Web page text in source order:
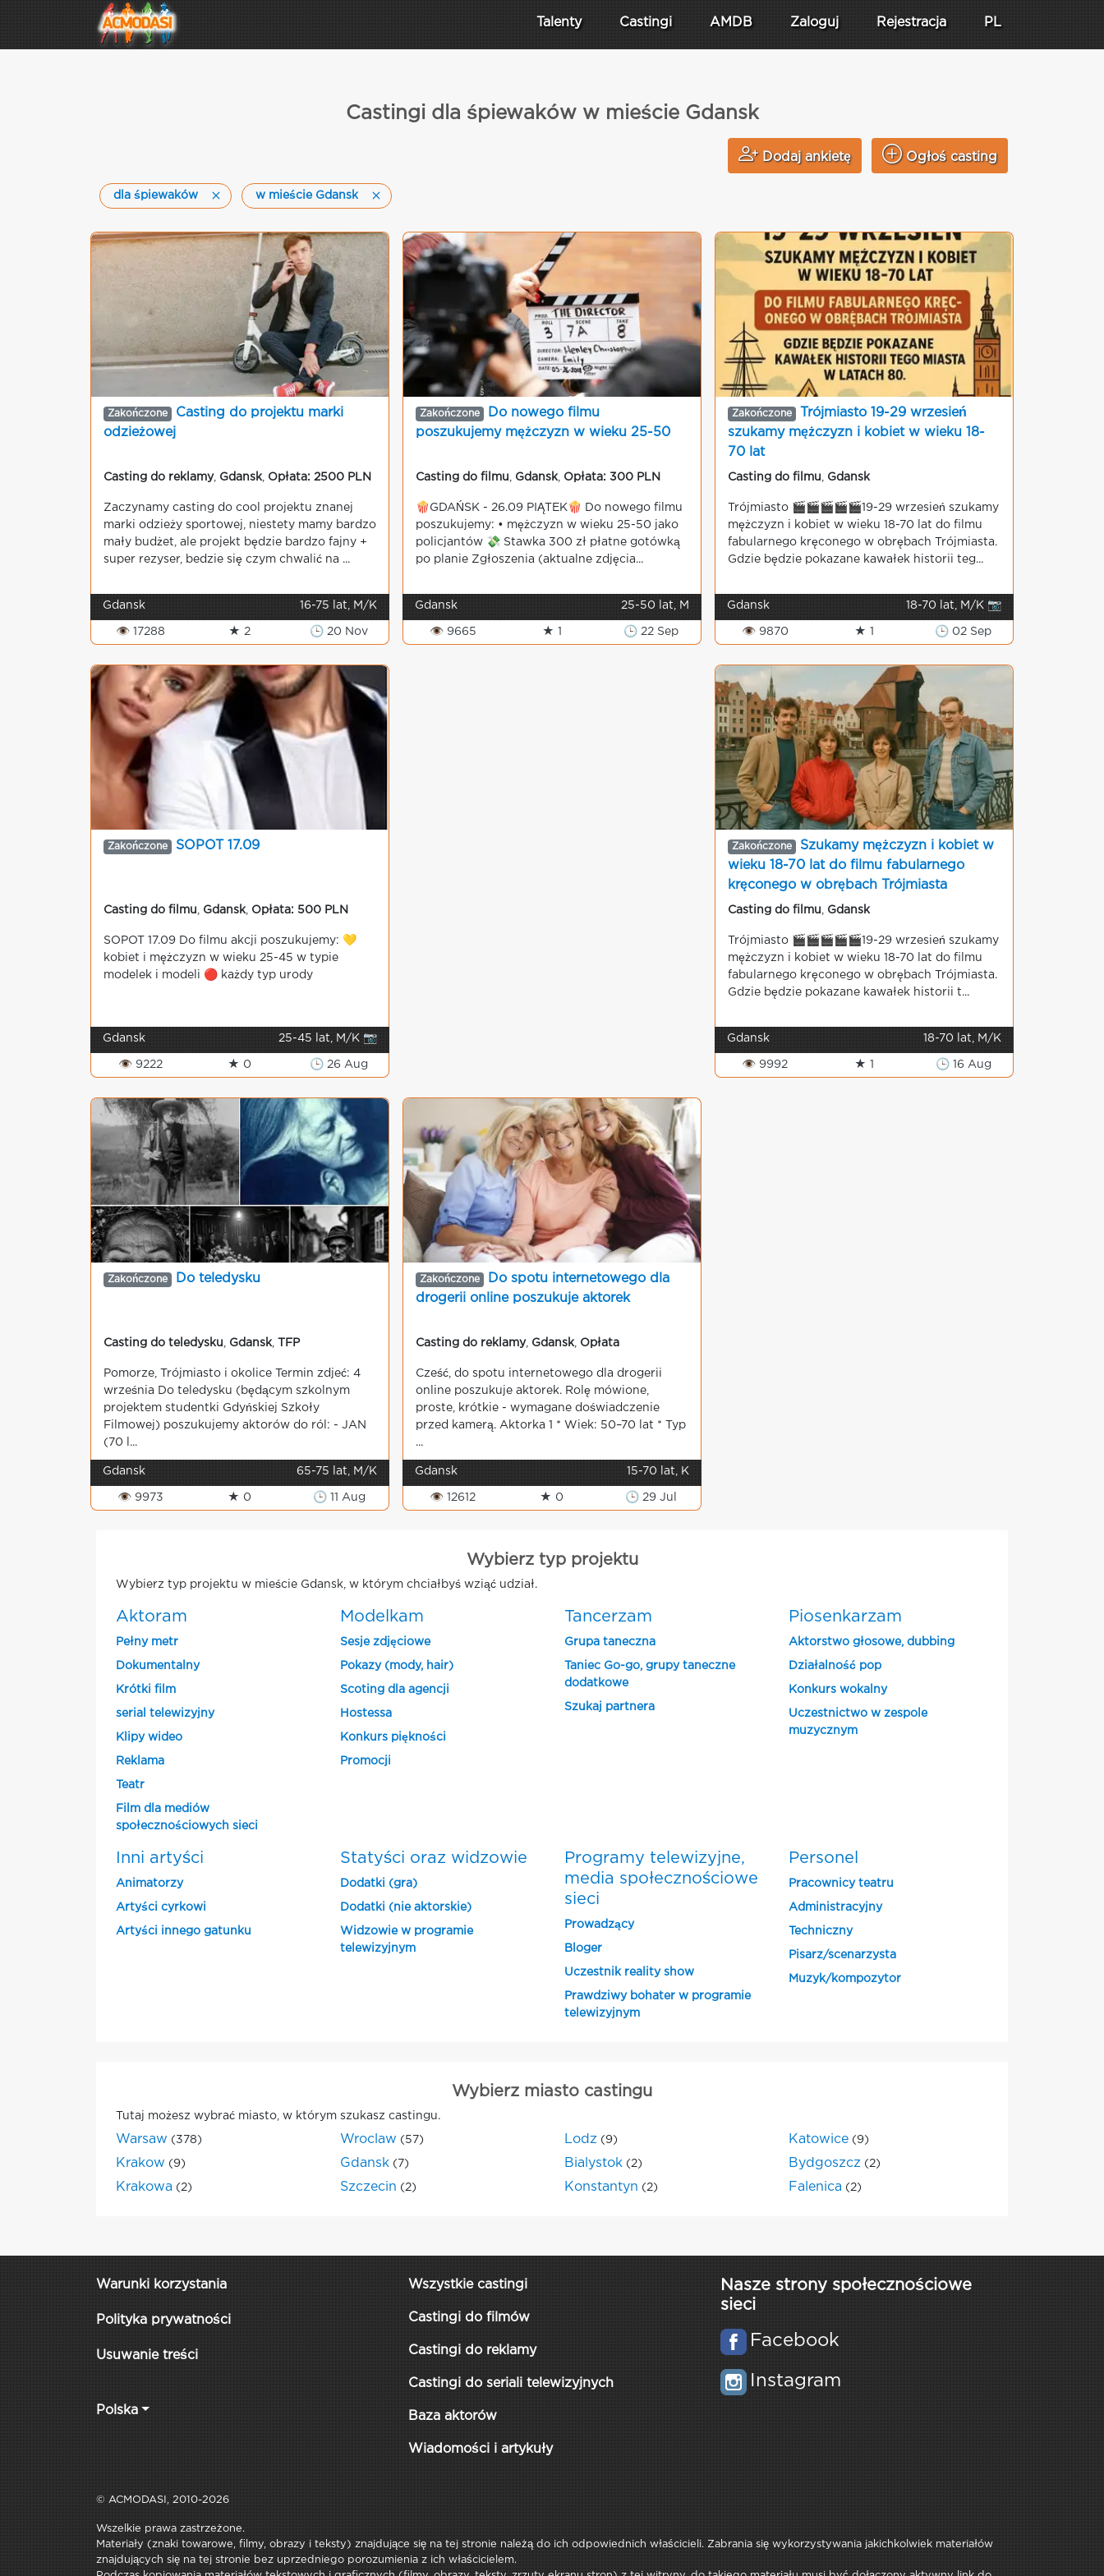
Talenty Castingi AMDB Zaloguj Rejestracja PL
Castingi dla śpiewaków w mieście Gdansk
Dodaj ankietę Ogłoś casting
dla śpiewaków w mieście Gdansk
Zakończone
Casting do projektu marki
odzieżowej
Casting do reklamy, Gdansk, Opłata: 2500 PLN
Zaczynamy casting do cool projektu znanej
marki odzieży sportowej, niestety mamy bardzo
mały budżet, ale projekt będzie bardzo fajny +
super rezyser, bedzie się czym chwalić na ...
Gdansk 16-75 lat, M/K
👁 17288 ★ 2 🕒 20 Nov
Zakończone
Do nowego filmu
poszukujemy mężczyzn w wieku 25-50
Casting do filmu Gdansk, Opłata: 300 PLN
🍿GDAŃSK - 26.09 PIĄTEK🍿 Do nowego filmu
poszukujemy: • mężczyzn w wieku 25-50 jako
policjantów 💸 Stawka 300 zł płatne gotówką
po planie Zgłoszenia (aktualne zdjęcia...
Gdansk 25-50 lat, M
👁 9665 ★ 1 🕒 22 Sep
Zakończone
Trójmiasto 19-29 wrzesień
szukamy mężczyzn i kobiet w wieku 18-
70 lat
Casting do filmu Gdansk
Trójmiasto 🎬🎬🎬🎬🎬19-29 wrzesień szukamy
mężczyzn i kobiet w wieku 18-70 lat do filmu
fabularnego kręconego w obrębach Trójmiasta.
Gdzie będzie pokazane kawałek historii teg...
Gdansk 18-70 lat, M/K 📷
👁 9870 ★ 1 🕒 02 Sep
Zakończone SOPOT 17.09
Casting do filmu Gdansk, Opłata: 500 PLN
SOPOT 17.09 Do filmu akcji poszukujemy: 💛
kobiet i mężczyzn w wieku 25-45 w typie
modelek i modeli 🔴 każdy typ urody
Gdansk 25-45 lat, M/K 📷
👁 9222 ★ 0 🕒 26 Aug
Zakończone
Szukamy mężczyzn i kobiet w
wieku 18-70 lat do filmu fabularnego
kręconego w obrębach Trójmiasta
Casting do filmu Gdansk
Trójmiasto 🎬🎬🎬🎬🎬19-29 wrzesień szukamy
mężczyzn i kobiet w wieku 18-70 lat do filmu
fabularnego kręconego w obrębach Trójmiasta.
Gdzie będzie pokazane kawałek historii t...
Gdansk 18-70 lat, M/K
👁 9992 ★ 1 🕒 16 Aug
Zakończone Do teledysku
Casting do teledysku Gdansk, TFP
Pomorze, Trójmiasto i okolice Termin zdjeć: 4
września Do teledysku (będącym szkolnym
projektem studentki Gdyńskiej Szkoły
Filmowej) poszukujemy aktorów do ról: - JAN
(70 l...
Gdansk 65-75 lat, M/K
👁 9973 ★ 0 🕒 11 Aug
Zakończone
Do spotu internetowego dla
drogerii online poszukuje aktorek
Casting do reklamy, Gdansk, Opłata
Cześć, do spotu internetowego dla drogerii
online poszukuje aktorek. Rolę mówione,
proste, krótkie - wymagane doświadczenie
przed kamerą. Aktorka 1 * Wiek: 50–70 lat * Typ
...
Gdansk 15-70 lat, K
👁 12612 ★ 0 🕒 29 Jul
Wybierz typ projektu
Wybierz typ projektu w mieście Gdansk, w którym chciałbyś wziąć udział.
Aktoram
Pełny metr
Dokumentalny
Krótki film
serial telewizyjny
Klipy wideo
Reklama
Teatr
Film dla mediów
społecznościowych sieci
Modelkam
Sesje zdjęciowe
Pokazy (mody, hair)
Scoting dla agencji
Hostessa
Konkurs piękności
Promocji
Tancerzam
Grupa taneczna
Taniec Go-go, grupy taneczne
dodatkowe
Szukaj partnera
Piosenkarzam
Aktorstwo głosowe, dubbing
Działalność pop
Konkurs wokalny
Uczestnictwo w zespole
muzycznym
Inni artyści
Animatorzy
Artyści cyrkowi
Artyści innego gatunku
Statyści oraz widzowie
Dodatki (gra)
Dodatki (nie aktorskie)
Widzowie w programie
telewizyjnym
Programy telewizyjne,
media społecznościowe
sieci
Prowadzący
Bloger
Uczestnik reality show
Prawdziwy bohater w programie
telewizyjnym
Personel
Pracownicy teatru
Administracyjny
Techniczny
Pisarz/scenarzysta
Muzyk/kompozytor
Wybierz miasto castingu
Tutaj możesz wybrać miasto, w którym szukasz castingu.
Warsaw (378) Wroclaw (57) Lodz (9) Katowice (9)
Krakow (9) Gdansk (7) Bialystok (2) Bydgoszcz (2)
Krakowa (2) Szczecin (2) Konstantyn (2) Falenica (2)
Warunki korzystania
Polityka prywatności
Usuwanie treści
Polska
Wszystkie castingi
Castingi do filmów
Castingi do reklamy
Castingi do seriali telewizyjnych
Baza aktorów
Wiadomości i artykuły
Nasze strony społecznościowe
sieci
Facebook
Instagram
© ACMODASI, 2010-2026
Wszelkie prawa zastrzeżone.
Materiały (znaki towarowe, filmy, obrazy i teksty) znajdujące się na tej stronie należą do ich odpowiednich właścicieli. Zabrania się wykorzystywania jakichkolwiek materiałów
znajdujących się na tej stronie bez uprzedniego porozumienia z ich właścicielem.